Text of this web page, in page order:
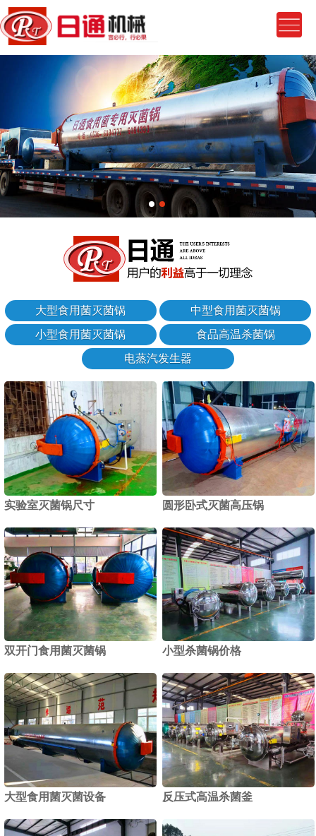
1 2
大型食用菌灭菌锅
中型食用菌灭菌锅
小型食用菌灭菌锅
食品高温杀菌锅
电蒸汽发生器
实验室灭菌锅尺寸 圆形卧式灭菌高压锅
双开门食用菌灭菌锅 小型杀菌锅价格
大型食用菌灭菌设备 反压式高温杀菌釜